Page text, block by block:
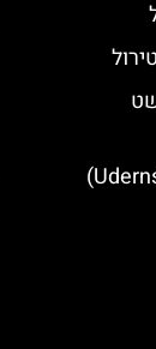
מלונות מומלצים באודרנס (Uderns)